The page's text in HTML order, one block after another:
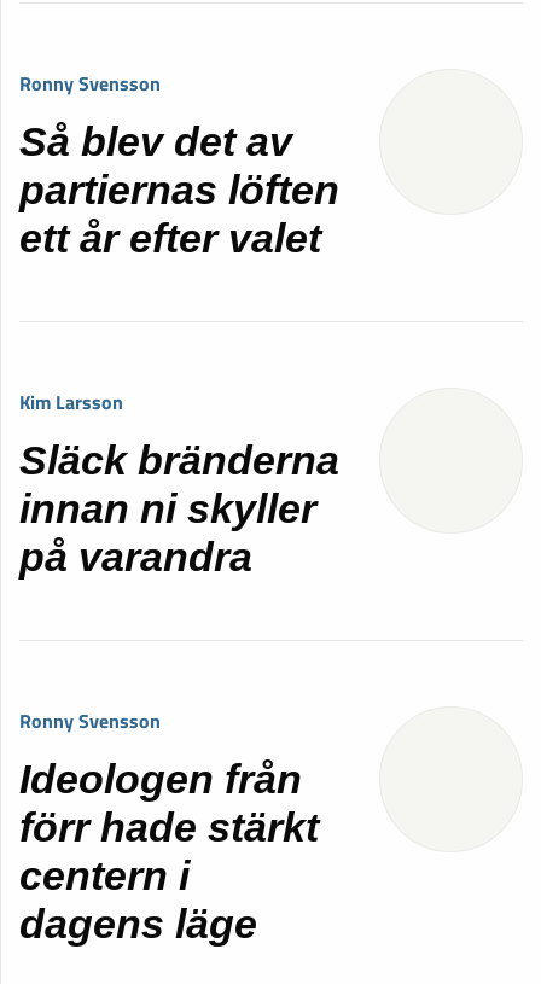
Ronny Svensson
Så blev det av
partiernas löften
ett år efter valet
Kim Larsson
Släck bränderna
innan ni skyller
på varandra
Ronny Svensson
Ideologen från
förr hade stärkt
centern i
dagens läge